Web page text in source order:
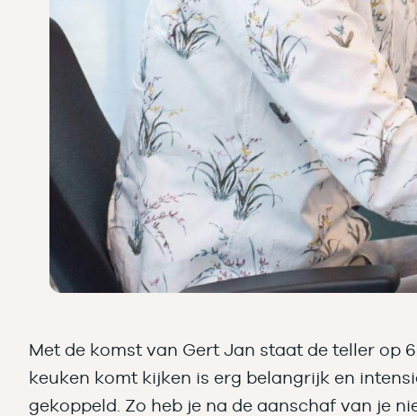
Met de komst van Gert Jan staat de teller op
keuken komt kijken is erg belangrijk en
gekoppeld. Zo heb je na de aanschaf van je